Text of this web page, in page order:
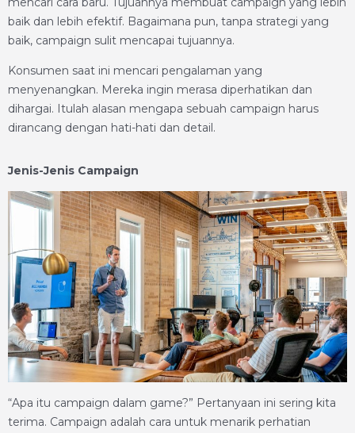
baik dan lebih efektif. Bagaimana pun, tanpa strategi yang
baik, campaign sulit mencapai tujuannya.
Konsumen saat ini mencari pengalaman yang
menyenangkan. Mereka ingin merasa diperhatikan dan
dihargai. Itulah alasan mengapa sebuah campaign harus
dirancang dengan hati-hati dan detail.
Jenis-Jenis Campaign
“Apa itu campaign dalam game?” Pertanyaan ini sering kita
terima. Campaign adalah cara untuk menarik perhatian